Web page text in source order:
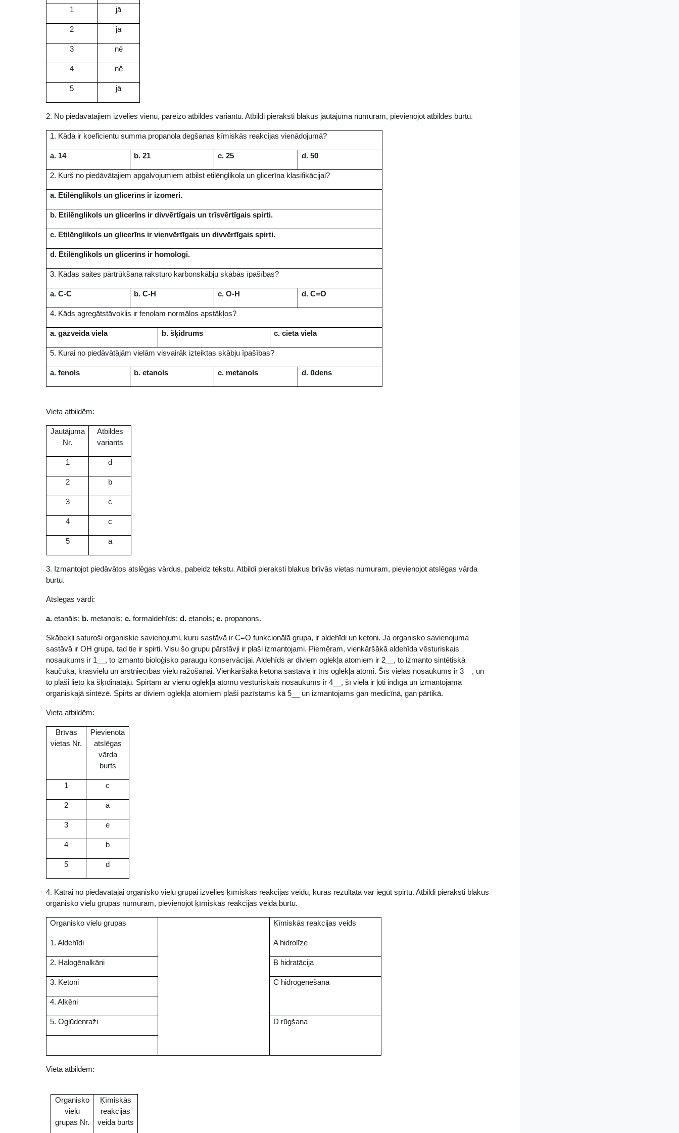
1 jā
2 jā
3 nē
4 nē
5 jā
2. No piedāvātajiem izvēlies vienu, pareizo atbildes variantu. Atbildi pieraksti blakus jautājuma numuram, pievienojot atbildes burtu.
1. Kāda ir koeficientu summa propanola degšanas ķīmiskās reakcijas vienādojumā?
a. 14 b. 21 c. 25 d. 50
2. Kurš no piedāvātajiem apgalvojumiem atbilst etilēnglikola un glicerīna klasifikācijai?
a. Etilēnglikols un glicerīns ir izomeri.
b. Etilēnglikols un glicerīns ir divvērtīgais un trīsvērtīgais spirti.
c. Etilēnglikols un glicerīns ir vienvērtīgais un divvērtīgais spirti.
d. Etilēnglikols un glicerīns ir homologi.
3. Kādas saites pārtrūkšana raksturo karbonskābju skābās īpašības?
a. C-C b. C-H c. O-H d. C=O
4. Kāds agregātstāvoklis ir fenolam normālos apstākļos?
a. gāzveida viela b. šķidrums c. cieta viela
5. Kurai no piedāvātājām vielām visvairāk izteiktas skābju īpašības?
a. fenols b. etanols c. metanols d. ūdens
Vieta atbildēm:
Jautājuma
Nr.
Atbildes
variants
1 d
2 b
3 c
4 c
5 a
3. Izmantojot piedāvātos atslēgas vārdus, pabeidz tekstu. Atbildi pieraksti blakus brīvās vietas numuram, pievienojot atslēgas vārda
burtu.
Atslēgas vārdi:
a. etanāls; b. metanols; c. formaldehīds; d. etanols; e. propanons.
Skābekli saturoši organiskie savienojumi, kuru sastāvā ir C=O funkcionālā grupa, ir aldehīdi un ketoni. Ja organisko savienojuma
sastāvā ir OH grupa, tad tie ir spirti. Visu šo grupu pārstāvji ir plaši izmantojami. Piemēram, vienkāršākā aldehīda vēsturiskais
nosaukums ir 1__, to izmanto bioloģisko paraugu konservācijai. Aldehīds ar diviem oglekļa atomiem ir 2__, to izmanto sintētiskā
kaučuka, krāsvielu un ārstniecības vielu ražošanai. Vienkāršākā ketona sastāvā ir trīs oglekļa atomi. Šīs vielas nosaukums ir 3__, un
to plaši lieto kā šķīdinātāju. Spirtam ar vienu oglekļa atomu vēsturiskais nosaukums ir 4__, šī viela ir ļoti indīga un izmantojama
organiskajā sintēzē. Spirts ar diviem oglekļa atomiem plaši pazīstams kā 5__ un izmantojams gan medicīnā, gan pārtikā.
Vieta atbildēm:
Brīvās
vietas Nr.
Pievienota
atslēgas
vārda
burts
1 c
2 a
3 e
4 b
5 d
4. Katrai no piedāvātajai organisko vielu grupai izvēlies ķīmiskās reakcijas veidu, kuras rezultātā var iegūt spirtu. Atbildi pieraksti blakus
organisko vielu grupas numuram, pievienojot ķīmiskās reakcijas veida burtu.
Organisko vielu grupas Ķīmiskās reakcijas veids
1. Aldehīdi A hidrolīze
2. Halogēnalkāni B hidratācija
3. Ketoni C hidrogenēšana
4. Alkēni
5. Ogļūdeņraži D rūgšana
Vieta atbildēm:
Organisko
vielu
grupas Nr.
Ķīmiskās
reakcijas
veida burts